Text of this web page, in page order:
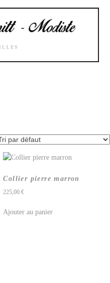
Collier pierre marron
225,00€
Ajouter au panier